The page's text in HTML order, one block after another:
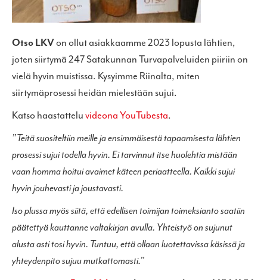
Otso LKVon ollut asiakkaamme 2023 lopusta lähtien,
joten siirtymä 247 Satakunnan Turvapalveluiden piiriin on
vielä hyvin muistissa. Kysyimme Riinalta, miten
siirtymäprosessi heidän mielestään sujui.
Katso haastatteluvideona YouTubesta.
”Teitä suositeltiin meille ja ensimmäisestä tapaamisesta lähtien
prosessi sujui todella hyvin. Ei tarvinnut itse huolehtia mistään
vaan homma hoitui avaimet käteen periaatteella. Kaikki sujui
hyvin jouhevasti ja joustavasti.
Iso plussa myös siitä, että edellisen toimijan toimeksianto saatiin
päätettyä kauttanne valtakirjan avulla. Yhteistyö on sujunut
alusta asti tosi hyvin. Tuntuu, että ollaan luotettavissa käsissä ja
yhteydenpito sujuu mutkattomasti.”